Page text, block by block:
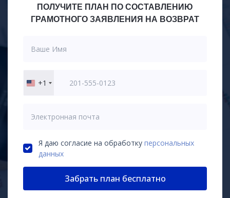
ПОЛУЧИТЕ ПЛАН ПО СОСТАВЛЕНИЮ
ГРАМОТНОГО ЗАЯВЛЕНИЯ НА ВОЗВРАТ
United
+1
Я даю согласие на обработку персональных
данных
Забрать план бесплатно